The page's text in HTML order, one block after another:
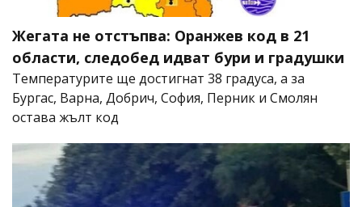
Жегата не отстъпва: Оранжев код в 21
области, следобед идват бури и градушки
Температурите ще достигнат 38 градуса, а за
Бургас, Варна, Добрич, София, Перник и Смолян
остава жълт код